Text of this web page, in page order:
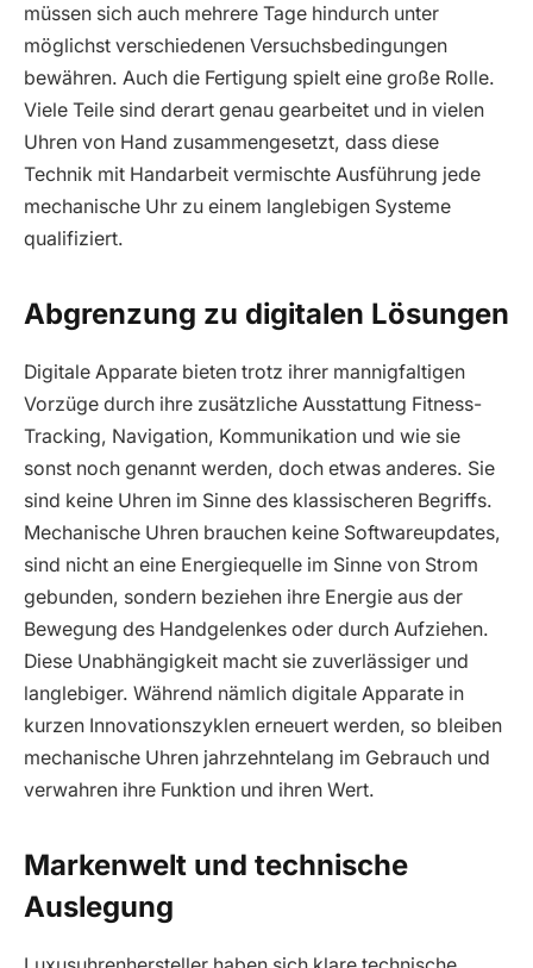
müssen sich auch mehrere Tage hindurch unter
möglichst verschiedenen Versuchsbedingungen
bewähren. Auch die Fertigung spielt eine große Rolle.
Viele Teile sind derart genau gearbeitet und in vielen
Uhren von Hand zusammengesetzt, dass diese
Technik mit Handarbeit vermischte Ausführung jede
mechanische Uhr zu einem langlebigen Systeme
qualifiziert.
Abgrenzung zu digitalen Lösungen
Digitale Apparate bieten trotz ihrer mannigfaltigen
Vorzüge durch ihre zusätzliche Ausstattung Fitness-
Tracking, Navigation, Kommunikation und wie sie
sonst noch genannt werden, doch etwas anderes. Sie
sind keine Uhren im Sinne des klassischeren Begriffs.
Mechanische Uhren brauchen keine Softwareupdates,
sind nicht an eine Energiequelle im Sinne von Strom
gebunden, sondern beziehen ihre Energie aus der
Bewegung des Handgelenkes oder durch Aufziehen.
Diese Unabhängigkeit macht sie zuverlässiger und
langlebiger. Während nämlich digitale Apparate in
kurzen Innovationszyklen erneuert werden, so bleiben
mechanische Uhren jahrzehntelang im Gebrauch und
verwahren ihre Funktion und ihren Wert.
Markenwelt und technische
Auslegung